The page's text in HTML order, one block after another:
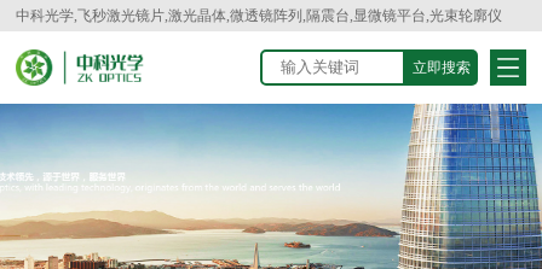
中科光学,飞秒激光镜片,激光晶体,微透镜阵列,隔震台,显微镜平台,光束轮廓仪